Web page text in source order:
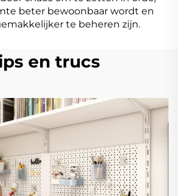
beter bewoonbaar wordt en
te beheren zijn.
en trucs